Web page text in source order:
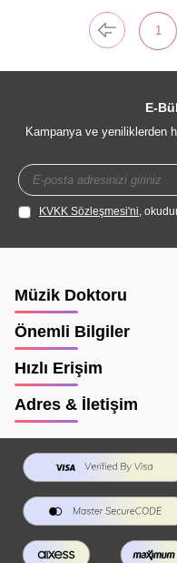
1
E-
Kampanya ve yeniliklerden
KVKK Sözleşmesi'ni,
Müzik Doktoru
Önemli Bilgiler
Hızlı Erişim
Adres & İletişim